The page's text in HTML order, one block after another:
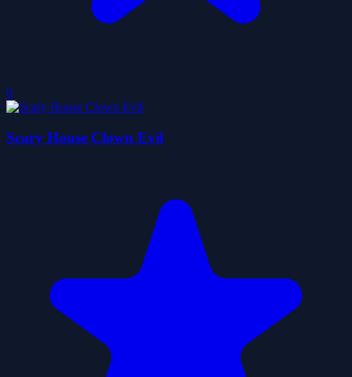
0
Scary House Clown Evil